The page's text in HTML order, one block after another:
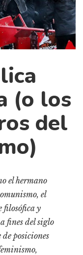
(o los
del
el hermano
el
filosófica y
fines del siglo
posiciones